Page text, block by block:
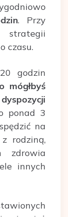
. Przy
strategii
czasu.
godzin
mógłbyś
ponad 3
na
rodziną,
zdrowia
innych